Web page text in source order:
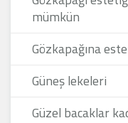
mümkün
Gözkapağına
Güneş lekeleri
Güzel bacaklar